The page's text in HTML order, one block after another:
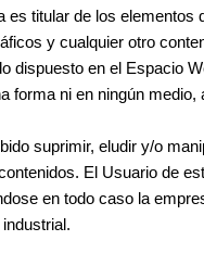
es titular de los
y cualquier otro
dispuesto en el Espacio
forma ni en ningún
suprimir, eludir y/o
El Usuario de
en todo caso la